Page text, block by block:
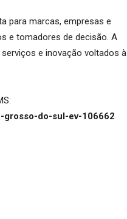
para marcas, empresas e
e tomadores de decisão. A
e inovação voltados à
do-sul-ev-106662